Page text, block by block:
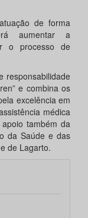
de forma
aumentar a
o processo de
responsabilidade
e combina os
excelência em
médica
também da
da Saúde e das
de Lagarto.